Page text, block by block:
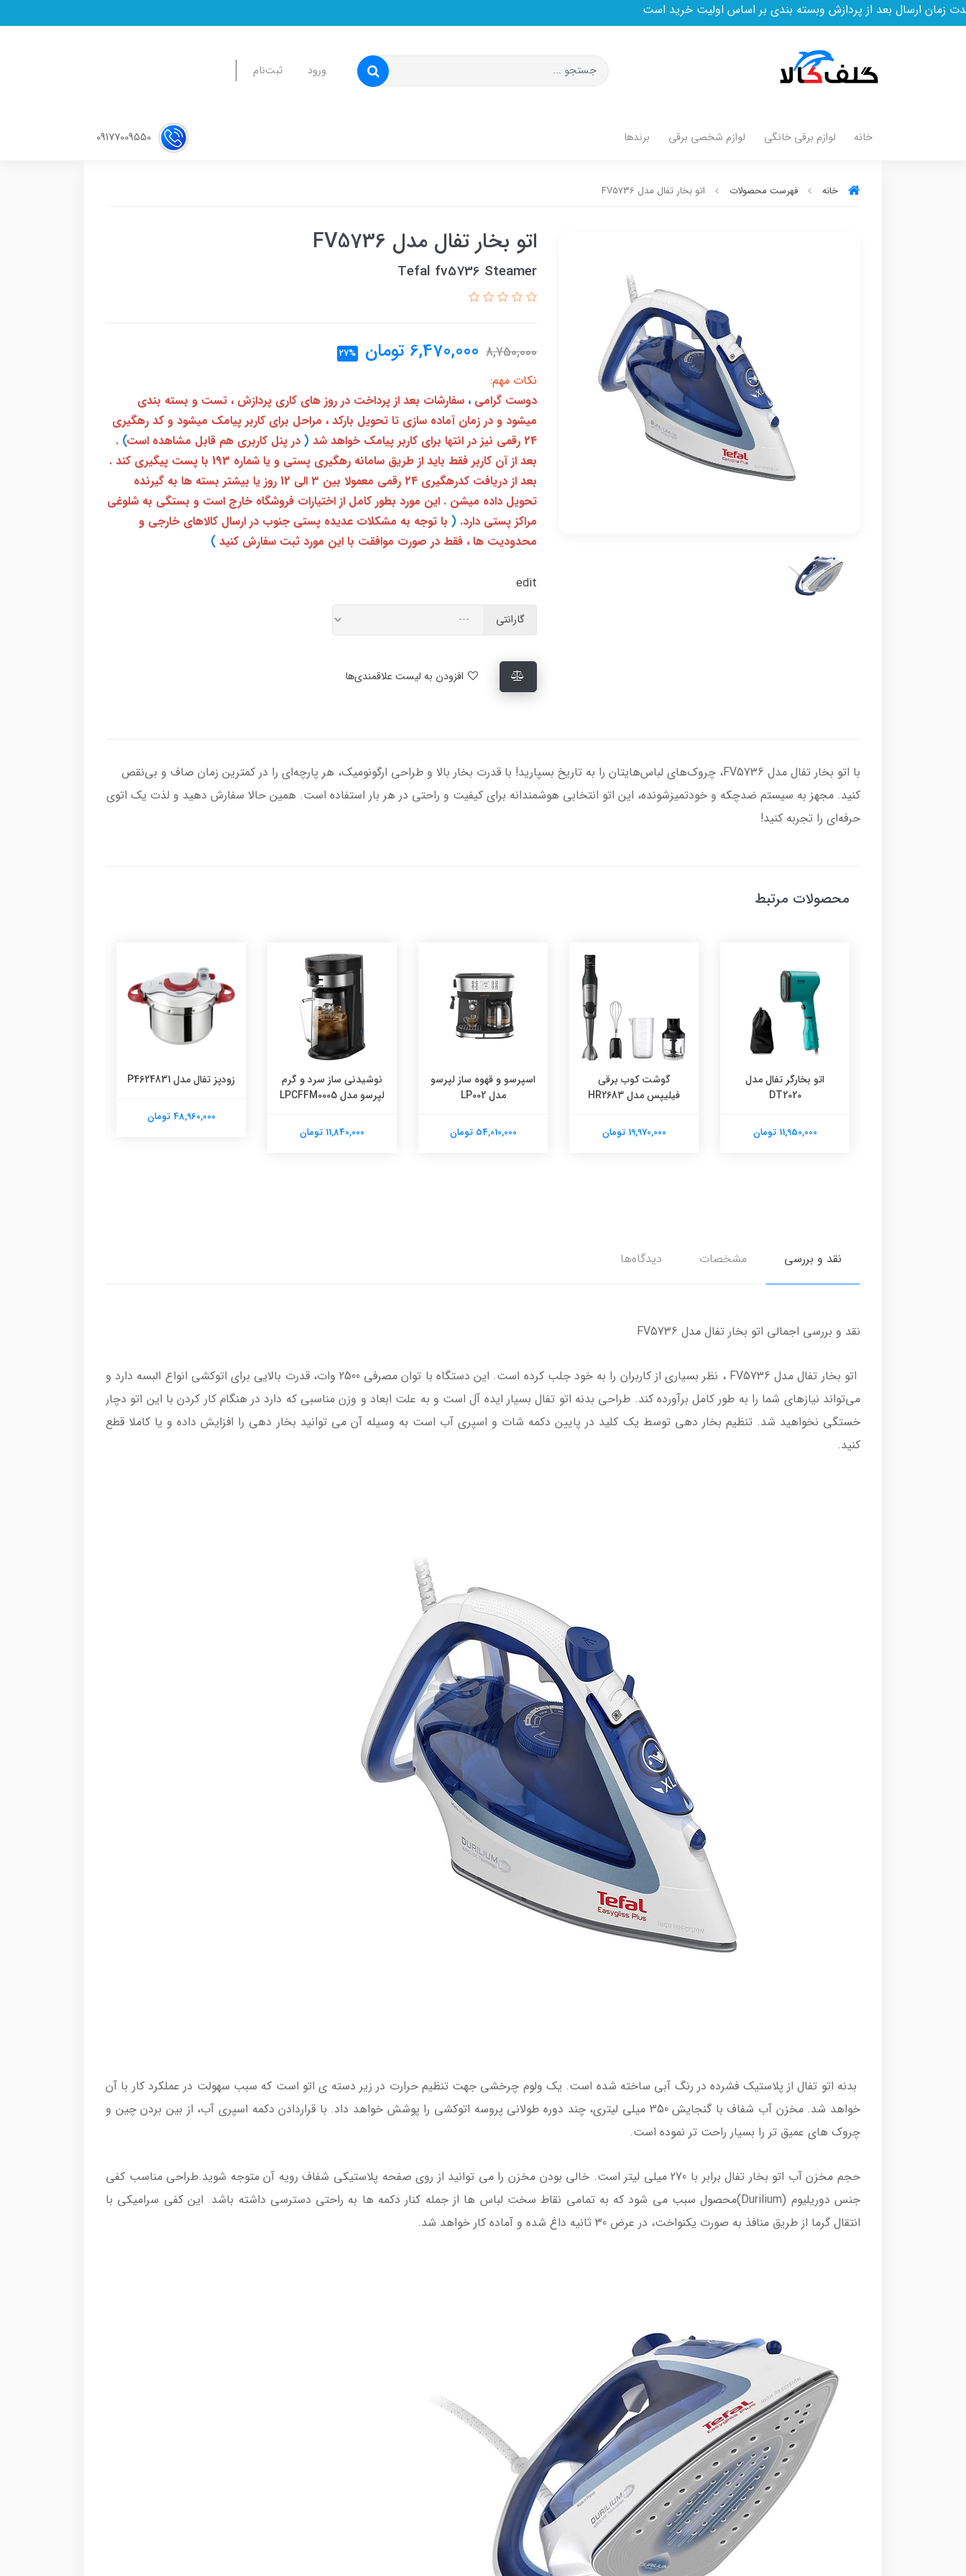
از پردازش وبسته بندی بر اساس اولیت خرید است
ورود ثبت‌نام
خانه لوازم برقی خانگی لوازم شخصی برقی برندها
خانه فهرست محصولات اتو بخار تفال مدل FV5736
اتو بخار تفال مدل FV5736
Tefal fv5736 Steamer
8,750,000
6,470,000 تومان 27%
نکات مهم:
دوست گرامی ، سفارشات بعد از پرداخت در روز های کاری پردازش ، تست و بسته بندی
میشود و در زمان آماده سازی تا تحویل بارکد ، مراحل برای کاربر پیامک میشود و کد رهگیری
24 رقمی نیز در انتها برای کاربر پیامک خواهد شد
( در پنل کاربری هم قابل مشاهده است)
.
بعد از آن کاربر فقط باید از طریق سامانه رهگیری پستی و یا شماره 193 با پست پیگیری کند .
بعد از دریافت کدرهگیری 24 رقمی معمولا بین 3 الی 12 روز یا بیشتر بسته ها به گیرنده
تحویل داده میشن . این مورد بطور کامل از اختیارات فروشگاه خارج است و بستگی به شلوغی
مراکز پستی دارد. ( با توجه به مشکلات عدیده پستی جنوب در ارسال کالاهای خارجی و
محدودیت ها ، فقط در صورت موافقت با این مورد ثبت سفارش کنید )
edit
گارانتی
با اتو بخار تفال مدل FV5736، چروک‌های لباس‌هایتان را به تاریخ بسپارید! با قدرت بخار بالا و طراحی ارگونومیک، هر پارچه‌ای را در کمترین زمان صاف و بی‌نقص
کنید. مجهز به سیستم ضدچکه و خود‌تمیز‌شونده، این اتو انتخابی هوشمندانه برای کیفیت و راحتی در هر بار استفاده است. همین حالا سفارش دهید و لذت یک اتوی
حرفه‌ای را تجربه کنید!
محصولات مرتبط
اتو بخارگر تفال مدل
DT2020
11,950,000 تومان
گوشت کوب برقی
فیلیپس مدل HR2683
19,970,000 تومان
اسپرسو و قهوه ساز لپرسو
مدل LP002
54,010,000 تومان
نوشیدنی ساز سرد و گرم
لپرسو مدل LPCFFM0005
11,840,000 تومان
زودپز تفال مدل P4624831
48,960,000 تومان
نقد و بررسی مشخصات دیدگاه‌ها
نقد و بررسی اجمالی اتو بخار تفال مدل FV5736
اتو بخار تفال مدل FV5736 ، نظر بسیاری از کاربران را به خود جلب کرده است. این دستگاه با توان مصرفی 2500 وات، قدرت بالایی برای اتوکشی انواع البسه دارد و
می‌تواند نیازهای شما را به طور کامل برآورده کند. طراحی بدنه اتو تفال بسیار ایده آل است و به علت ابعاد و وزن مناسبی که دارد در هنگام کار کردن با این اتو دچار
خستگی نخواهید شد. تنظیم بخار دهی توسط یک کلید در پایین دکمه شات و اسپری آب است به وسیله آن می توانید بخار دهی را افزایش داده و یا کاملا قطع
کنید.
بدنه اتو تفال از پلاستیک فشرده در رنگ آبی ساخته شده است. یک ولوم چرخشی جهت تنظیم حرارت در زیر دسته ی اتو است که سبب سهولت در عملکرد کار با آن
خواهد شد. مخزن آب شفاف با گنجایش 350 میلی لیتری، چند دوره طولانی پروسه اتوکشی را پوشش خواهد داد. با قراردادن دکمه اسپری آب، از بین بردن چین و
چروک های عمیق تر را بسیار راحت تر نموده است.
حجم مخزن آب اتو بخار تفال برابر با 270 میلی لیتر است. خالی بودن مخزن را می توانید از روی صفحه پلاستیکی شفاف رویه آن متوجه شوید.طراحی مناسب کفی
جنس دوریلیوم (Durilium)محصول سبب می شود که به تمامی نقاط سخت لباس ها از جمله کنار دکمه ها به راحتی دسترسی داشته باشد. این کفی سرامیکی با
انتقال گرما از طریق منافذ به صورت یکنواخت، در عرض 30 ثانیه داغ شده و آماده کار خواهد شد.